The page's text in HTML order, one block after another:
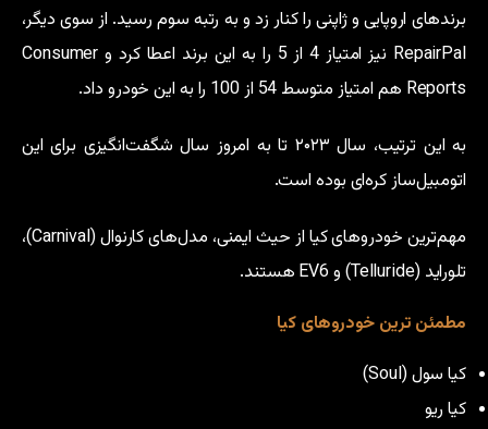
برندهای اروپایی و ژاپنی را کنار زد و به رتبه سوم رسید. از سوی دیگر،
RepairPal نیز امتیاز 4 از 5 را به این برند اعطا کرد و Consumer
Reports هم امتیاز متوسط 54 از 100 را به این خودرو داد.
به این ترتیب، سال ۲۰۲۳ تا به امروز سال شگفت‌انگیزی برای این
اتومبیل‌ساز کره‌ای بوده است.
مهم‌ترین خودروهای کیا از حیث ایمنی، مدل‌های کارنوال (Carnival)،
تلوراید (Telluride) و EV6 هستند.
مطمئن ترین خودروهای کیا
کیا سول (Soul)
کیا ریو